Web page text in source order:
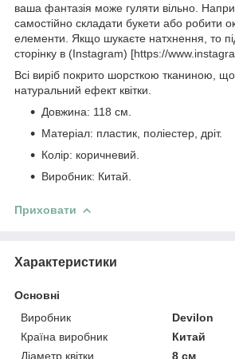
ваша фантазія може гуляти вільно.
самостійно складати букети або робити
елементи. Якщо шукаєте натхнення, то
сторінку в (Instagram) [https://
Всі виріб покрито шорсткою тканиною,
натуральний ефект квітки.
Довжина: 118 см.
Матеріал: пластик, поліестер, дріт.
Колір: коричневий.
Виробник: Китай.
Приховати
Характеристики
Основні
Виробник
Devilon
Країна виробник
Китай
Діаметр квітки
8 см